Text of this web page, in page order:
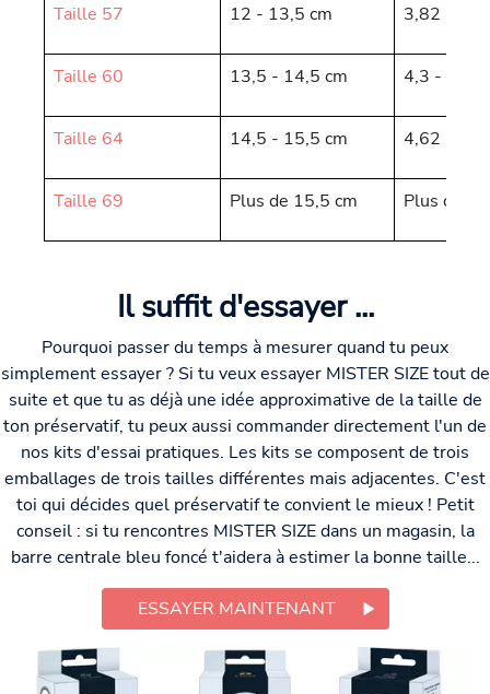
Taille 57 12 - 13,5 cm 3,82 - 4,3
Taille 60 13,5 - 14,5 cm 4,3 - 4,62
Taille 64 14,5 - 15,5 cm 4,62 -
Taille 69 Plus de 15,5 cm Plus de
Il suffit d'essayer ...
Pourquoi passer du temps à mesurer quand tu peux
simplement essayer ? Si tu veux essayer MISTER SIZE tout de
suite et que tu as déjà une idée approximative de la taille de
ton préservatif, tu peux aussi commander directement l'un de
nos kits d'essai pratiques. Les kits se composent de trois
emballages de trois tailles différentes mais adjacentes. C'est
toi qui décides quel préservatif te convient le mieux ! Petit
conseil : si tu rencontres MISTER SIZE dans un magasin, la
barre centrale bleu foncé t'aidera à estimer la bonne taille...
ESSAYER MAINTENANT